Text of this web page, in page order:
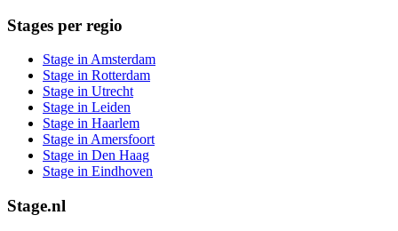
Stages per regio
Stage in Amsterdam
Stage in Rotterdam
Stage in Utrecht
Stage in Leiden
Stage in Haarlem
Stage in Amersfoort
Stage in Den Haag
Stage in Eindhoven
Stage.nl